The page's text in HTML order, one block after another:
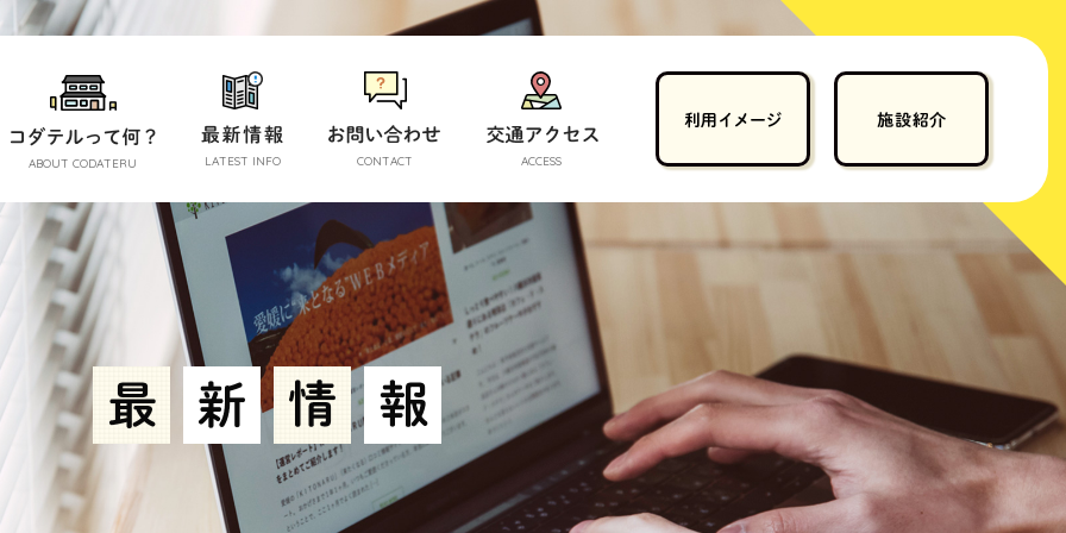
ABOUT CODATERU LATEST INFO CONTACT ACCESS